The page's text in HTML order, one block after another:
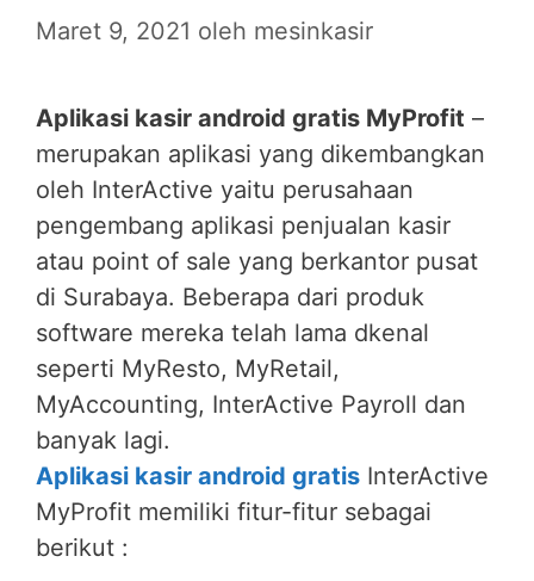
Maret 9, 2021 oleh mesinkasir
Aplikasi kasir android gratis MyProfit –
merupakan aplikasi yang dikembangkan
oleh InterActive yaitu perusahaan
pengembang aplikasi penjualan kasir
atau point of sale yang berkantor pusat
di Surabaya. Beberapa dari produk
software mereka telah lama dkenal
seperti MyResto, MyRetail,
MyAccounting, InterActive Payroll dan
banyak lagi.
Aplikasi kasir android gratis InterActive
MyProfit memiliki fitur-fitur sebagai
berikut :